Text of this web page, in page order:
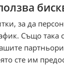
за да
Също така
сте им